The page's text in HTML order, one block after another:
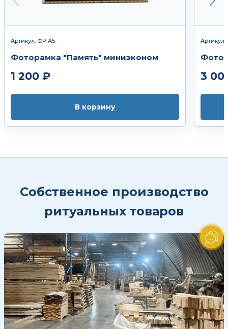
Артикул: ФР-А5
Фоторамка "Память" миниэконом
1 200 ₽
В корзину
3
Собственное производство
ритуальных товаров